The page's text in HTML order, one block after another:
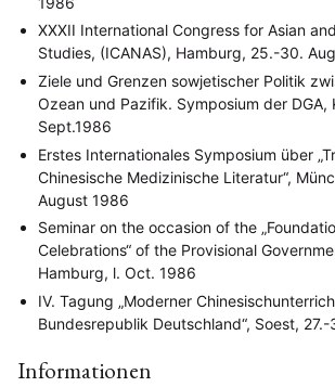
XXXII International Congress for Asian
Studies, (ICANAS), Hamburg, 25.-30.
Ziele und Grenzen sowjetischer Politik
Ozean und Pazifik. Symposium der DGA,
Sept.1986
Erstes Internationales Symposium über
Chinesische Medizinische Literatur“,
August 1986
Seminar on the occasion of the
Celebrations“ of the Provisional
Hamburg, l. Oct. 1986
IV. Tagung „Moderner
Bundesrepublik Deutschland“, Soest,
Informationen